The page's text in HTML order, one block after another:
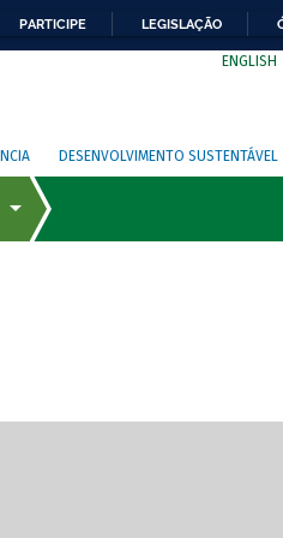
PARTICIPE LEGISLAÇÃO
ENGLISH
DESENVOLVIMENTO SUSTENTÁVEL
de